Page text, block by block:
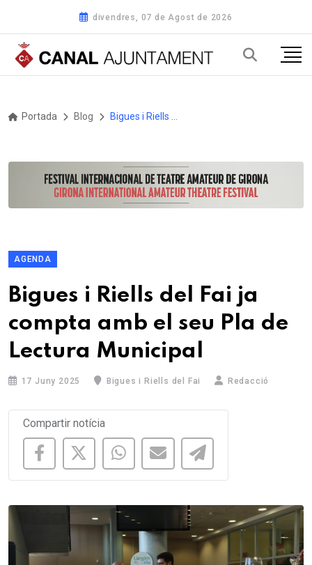
divendres, 07 de Agost de 2026
Portada Blog
AGENDA
Bigues i Riells del Fai ja
compta amb el seu Pla de
Lectura Municipal
17 Juny 2025 Bigues i Riells del Fai Redacció
Compartir notícia